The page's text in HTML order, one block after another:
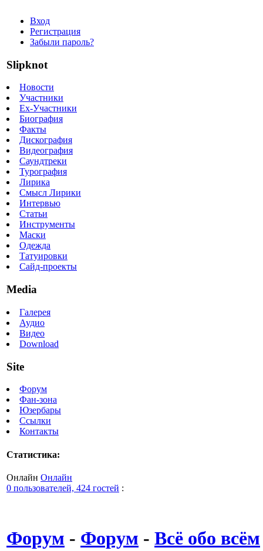
Вход
Регистрация
Забыли пароль?
Slipknot
Новости
Участники
Ex-Участники
Биография
Факты
Дискография
Видеография
Саундтреки
Турография
Лирика
Смысл Лирики
Интервью
Статьи
Инструменты
Маски
Одежда
Татуировки
Сайд-проекты
Media
Галерея
Аудио
Видео
Download
Site
Форум
Фан-зона
Юзербары
Ссылки
Контакты
Статистика:
Онлайн Онлайн
0 пользователей, 424 гостей :
Форум - Форум - Всё обо всём